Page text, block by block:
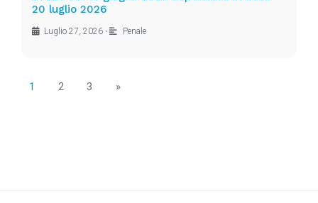
20 luglio 2026
Luglio 27, 2026 • Penale
1 2 3 »